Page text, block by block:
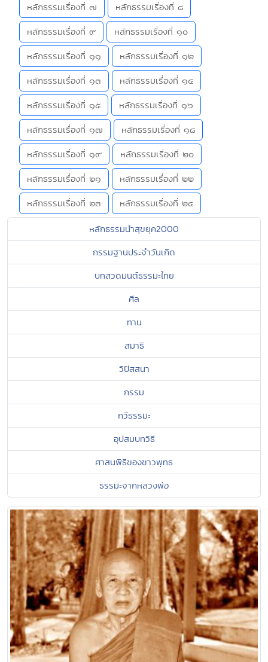
หลักธรรมเรื่องที่ ๗
หลักธรรมเรื่องที่ ๘
หลักธรรมเรื่องที่ ๙
หลักธรรมเรื่องที่ ๑๐
หลักธรรมเรื่องที่ ๑๑
หลักธรรมเรื่องที่ ๑๒
หลักธรรมเรื่องที่ ๑๓
หลักธรรมเรื่องที่ ๑๔
หลักธรรมเรื่องที่ ๑๕
หลักธรรมเรื่องที่ ๑๖
หลักธรรมเรื่องที่ ๑๗
หลักธรรมเรื่องที่ ๑๘
หลักธรรมเรื่องที่ ๑๙
หลักธรรมเรื่องที่ ๒๐
หลักธรรมเรื่องที่ ๒๑
หลักธรรมเรื่องที่ ๒๒
หลักธรรมเรื่องที่ ๒๓
หลักธรรมเรื่องที่ ๒๔
หลักธรรมนำสุขยุค2000
กรรมฐานประจำวันเกิด
บทสวดมนต์ธรรมะไทย
ศีล
ทาน
สมาธิ
วิปัสสนา
กรรม
กวีธรรมะ
อุปสมบทวิธี
ศาสนพิธีของชาวพุทธ
ธรรมะจากหลวงพ่อ